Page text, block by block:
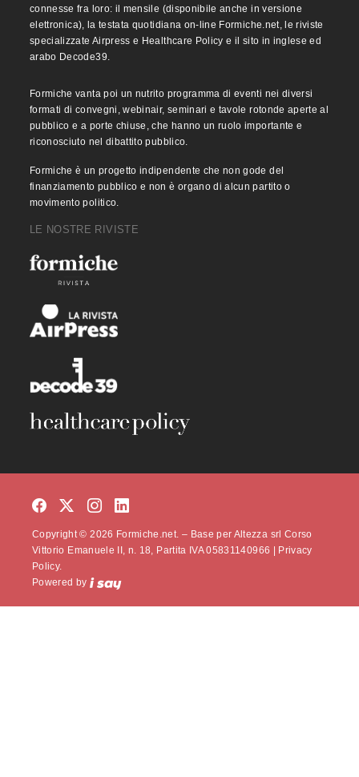
connesse fra loro: il mensile (disponibile anche in versione
elettronica), la testata quotidiana on-line Formiche.net, le riviste
specializzate Airpress e Healthcare Policy e il sito in inglese ed
arabo Decode39.
Formiche vanta poi un nutrito programma di eventi nei diversi
formati di convegni, webinair, seminari e tavole rotonde aperte al
pubblico e a porte chiuse, che hanno un ruolo importante e
riconosciuto nel dibattito pubblico.
Formiche è un progetto indipendente che non gode del
finanziamento pubblico e non è organo di alcun partito o
movimento politico.
LE NOSTRE RIVISTE
Copyright © 2026 Formiche.net. – Base per Altezza srl Corso
Vittorio Emanuele II, n. 18, Partita IVA 05831140966 |
Privacy
Policy.
Powered by